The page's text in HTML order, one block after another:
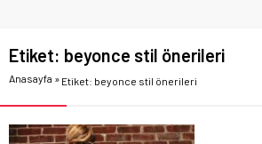
Etiket: beyonce stil önerileri
Anasayfa » Etiket: beyonce stil önerileri